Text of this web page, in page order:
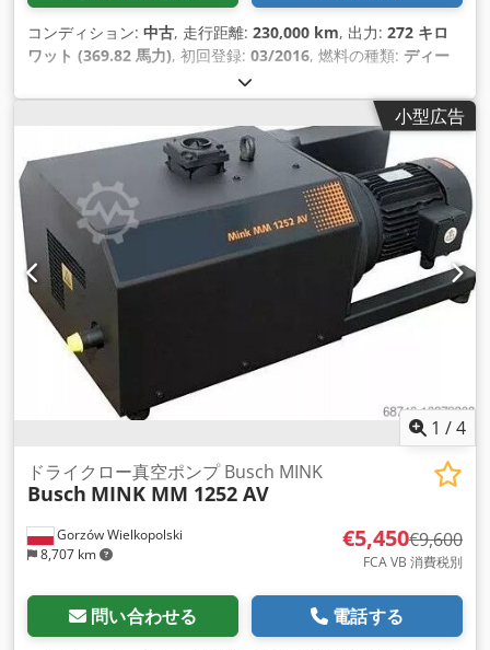
コンディション: 中古, 走行距離: 230,000 km, 出力: 272 キロ
ワット (369.82 馬力), 初回登録: 03/2016, 燃料の種類: ディー
26,000 kg（キログラム）
回検査（TÜV）:05/2026, 色:白色, 変速方式:オートマチック,
, 製造年:2016 , 装備:ABS（アンチロッ
ク・ブレーキ・システム）, パーキングヒーター, 電子安定制御
プログラム (ESP)
小型広告
1 /4
Gorzów Wielkopolski
8,707 km
ドライクロー真空ポンプ Busch MINK
Busch MINK MM 1252 AV
€5,450€9,600
FCA VB 消費税別
問い合わせる 電話する